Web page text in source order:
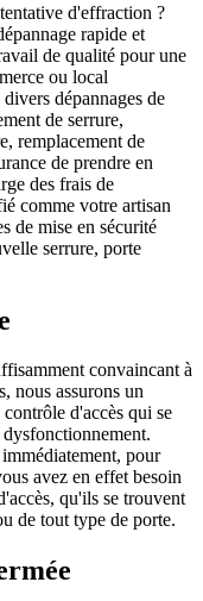
d'effraction ?
rapide et
de qualité pour une
ou local
dépannages de
de serrure,
remplacement de
de prendre en
des frais de
comme votre artisan
de mise en sécurité
serrure, porte
convaincant à
nous assurons un
d'accès qui se
pour
avez en effet besoin
qu'ils se trouvent
de tout type de porte.